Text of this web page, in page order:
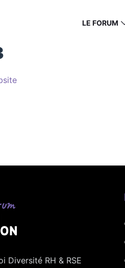
LE FORUM
Diversité RH & RSE